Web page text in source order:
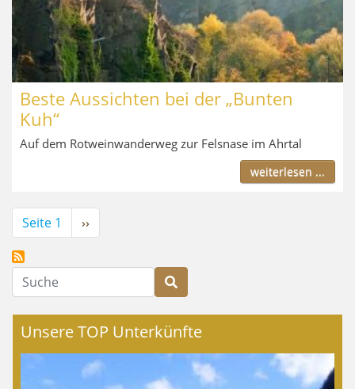
Beste Aussichten bei der „Bunten
Kuh“
Auf dem Rotweinwanderweg zur Felsnase im Ahrtal
weiterlesen ...
Seitennummerierung
Seite 1
Nächste
Seite
››
Suche
Unsere TOP Unterkünfte